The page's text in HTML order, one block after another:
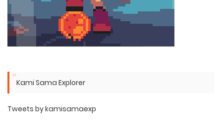
Kami Sama Explorer
Tweets by kamisamaexp